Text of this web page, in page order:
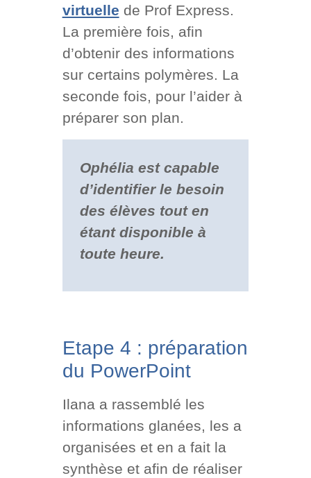
virtuelle de Prof Express.
La première fois, afin
d’obtenir des informations
sur certains polymères. La
seconde fois, pour l’aider à
préparer son plan.
Ophélia est capable
d’identifier le besoin
des élèves tout en
étant disponible à
toute heure.
Etape 4 : préparation
du PowerPoint
Ilana a rassemblé les
informations glanées, les a
organisées et en a fait la
synthèse et afin de réaliser